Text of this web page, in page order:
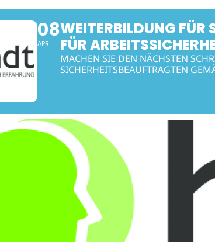
08
APR
WEITERBILDUNG FÜR
FÜR
MACHEN SIE DEN NÄCHSTEN
SICHERHEITSBEAUFTRAGTEN